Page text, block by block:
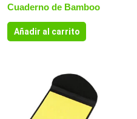
Cuaderno de Bamboo
Añadir al carrito